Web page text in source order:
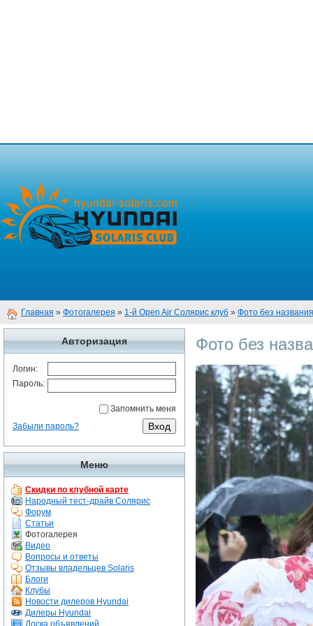
Главная » Фотогалерея » 1-й Open Air Солярис клуб » Фото без названия
Авторизация
Логин:
Пароль:
Запомнить меня
Забыли пароль?
Меню
Скидки по клубной карте
Народный тест-драйв Солярис
Форум
Статьи
Фотогалерея
Видео
Вопросы и ответы
Отзывы владельцев Solaris
Блоги
Клубы
Новости дилеров Hyundai
Дилеры Hyundai
Доска объявлений
Фото без